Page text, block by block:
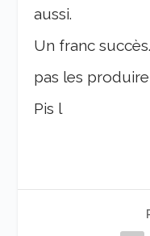
aussi.
Un franc
pas les
Pis l